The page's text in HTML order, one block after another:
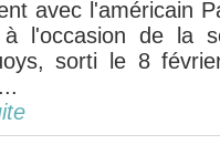
avec l'américain
à l'occasion de la
sorti le 8